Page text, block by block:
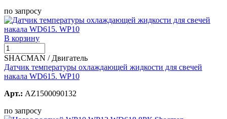
по запросу
В корзину
SHACMAN / Двигатель
Датчик температуры охлаждающей жидкости для свечей
накала WD615. WP10
Арт.: AZ1500090132
по запросу